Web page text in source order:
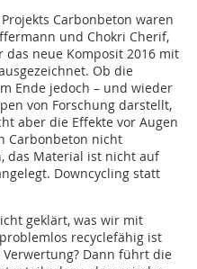
Carbonbeton waren
und Chokri Cherif,
neue Komposit 2016 mit
Ob die
Ende jedoch – und wieder
von Forschung darstellt,
aber die Effekte vor Augen
Carbonbeton nicht
das Material ist nicht auf
Downcycling statt
geklärt, was wir mit
recyclefähig ist
Dann führt die